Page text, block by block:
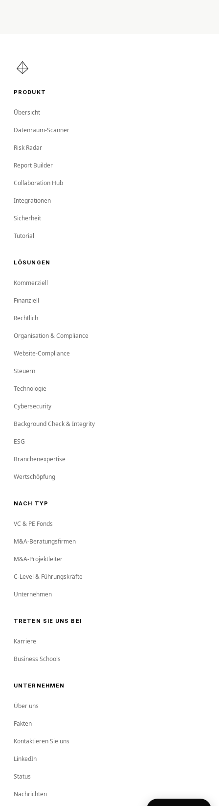
PRODUKT
Übersicht
Datenraum-Scanner
Risk Radar
Report Builder
Collaboration Hub
Integrationen
Sicherheit
Tutorial
LÖSUNGEN
Kommerziell
Finanziell
Rechtlich
Organisation & Compliance
Website-Compliance
Steuern
Technologie
Cybersecurity
Background Check & Integrity
ESG
Branchenexpertise
Wertschöpfung
NACH TYP
VC & PE Fonds
M&A-Beratungsfirmen
M&A-Projektleiter
C-Level & Führungskräfte
Unternehmen
TRETEN SIE UNS BEI
Karriere
Business Schools
UNTERNEHMEN
Über uns
Fakten
Kontaktieren Sie uns
LinkedIn
Status
Nachrichten